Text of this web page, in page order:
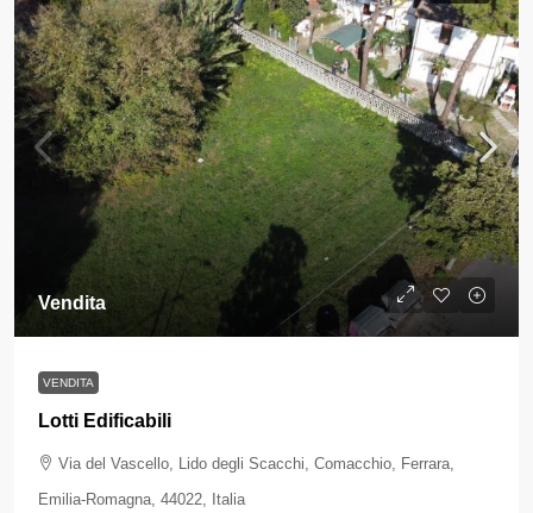
Vendita
VENDITA
Lotti Edificabili
Via del Vascello, Lido degli Scacchi, Comacchio, Ferrara,
Emilia-Romagna, 44022, Italia